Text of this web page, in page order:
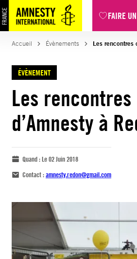
FAIRE
Accueil Évènements Les rencontres
ÉVÈNEMENT
Les rencontres
d’Amnesty à
Quand :Le 02 Juin 2018
Contact :amnesty.redon@gmail.com